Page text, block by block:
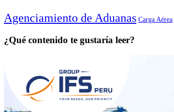
Agenciamiento de Aduanas Carga Aérea
¿Qué contenido te gustaría leer?